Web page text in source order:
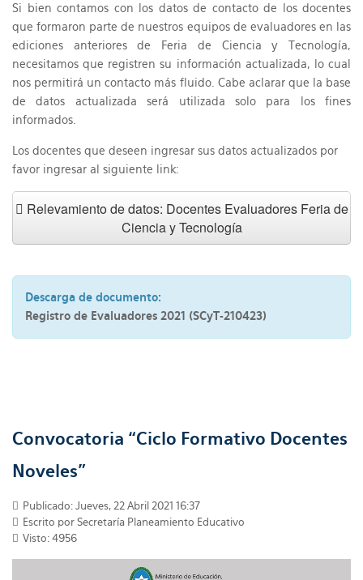
Si bien contamos con los datos de contacto de los docentes
que formaron parte de nuestros equipos de evaluadores en las
ediciones anteriores de Feria de Ciencia y Tecnología,
necesitamos que registren su información actualizada, lo cual
nos permitirá un contacto más fluido. Cabe aclarar que la base
de datos actualizada será utilizada solo para los fines
informados.
Los docentes que deseen ingresar sus datos actualizados por
favor ingresar al siguiente link:
Relevamiento de datos: Docentes Evaluadores Feria de
Ciencia y Tecnología
Descarga de documento:
Registro de Evaluadores 2021 (SCyT-210423)
Convocatoria “Ciclo Formativo Docentes
Noveles”
Publicado: Jueves, 22 Abril 2021 16:37
Escrito por Secretaría Planeamiento Educativo
Visto: 4956